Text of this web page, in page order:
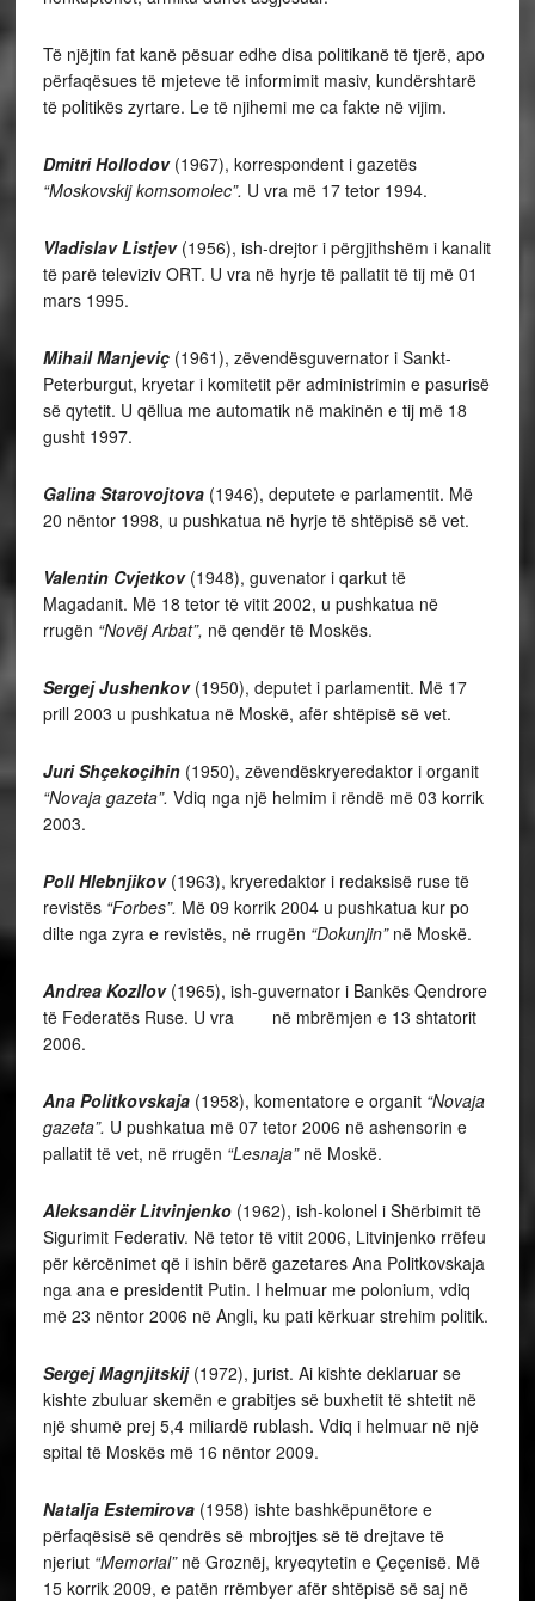
Të njëjtin fat kanë pësuar edhe disa politikanë të tjerë, apo
përfaqësues të mjeteve të informimit masiv, kundërshtarë
të politikës zyrtare. Le të njihemi me ca fakte në vijim.
Dmitri Hollodov (1967), korrespondent i gazetës
“Moskovskij komsomolec”. U vra më 17 tetor 1994.
Vladislav Listjev(1956), ish-drejtor i përgjithshëm i kanalit
të parë televiziv ORT. U vra në hyrje të pallatit të tij më 01
mars 1995.
Mihail Manjeviç (1961), zëvendësguvernator i Sankt-
Peterburgut, kryetar i komitetit për administrimin e pasurisë
së qytetit. U qëllua me automatik në makinën e tij më 18
gusht 1997.
Galina Starovojtova (1946), deputete e parlamentit. Më
20 nëntor 1998, u pushkatua në hyrje të shtëpisë së vet.
Valentin Cvjetkov (1948), guvenator i qarkut të
Magadanit. Më 18 tetor të vitit 2002, u pushkatua në
rrugën “Novëj Arbat”, në qendër të Moskës.
Sergej Jushenkov (1950), deputet i parlamentit. Më 17
prill 2003 u pushkatua në Moskë, afër shtëpisë së vet.
Juri Shçekoçihin (1950), zëvendëskryeredaktor i organit
“Novaja gazeta”. Vdiq nga një helmim i rëndë më 03 korrik
2003.
Poll Hlebnjikov (1963), kryeredaktor i redaksisë ruse të
revistës “Forbes”. Më 09 korrik 2004 u pushkatua kur po
dilte nga zyra e revistës, në rrugën “Dokunjin” në Moskë.
Andrea Kozllov(1965), ish-guvernator i Bankës Qendrore
të Federatës Ruse. U vra
në mbrëmjen e 13 shtatorit
2006.
Ana Politkovskaja (1958), komentatore e organit “Novaja
gazeta”. U pushkatua më 07 tetor 2006 në ashensorin e
pallatit të vet, në rrugën “Lesnaja” në Moskë.
Aleksandër Litvinjenko (1962), ish-kolonel i Shërbimit të
Sigurimit Federativ. Në tetor të vitit 2006, Litvinjenko rrëfeu
për kërcënimet që i ishin bërë gazetares Ana Politkovskaja
nga ana e presidentit Putin. I helmuar me polonium, vdiq
më 23 nëntor 2006 në Angli, ku pati kërkuar strehim politik.
Sergej Magnjitskij(1972), jurist. Ai kishte deklaruar se
kishte zbuluar skemën e grabitjes së buxhetit të shtetit në
një shumë prej 5,4 miliardë rublash. Vdiq i helmuar në një
spital të Moskës më 16 nëntor 2009.
Natalja Estemirova (1958) ishte bashkëpunëtore e
përfaqësisë së qendrës së mbrojtjes së të drejtave të
njeriut “Memorial”në Groznëj, kryeqytetin e Çeçenisë. Më
15 korrik 2009, e patën rrëmbyer afër shtëpisë së saj në